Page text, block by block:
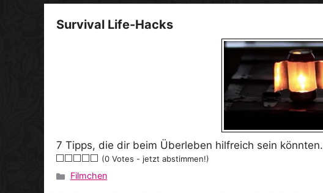
Survival Life-Hacks
7 Tipps, die dir beim Überleben hilfreich sein könnten.
(0 Votes - jetzt abstimmen!)
Kategorien
Filmchen